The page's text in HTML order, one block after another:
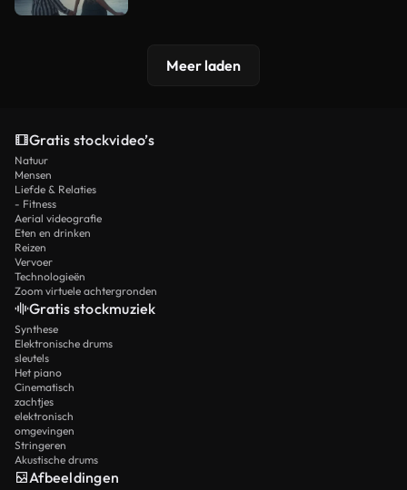
Meer laden
Gratis stockvideo’s
Natuur
Mensen
Liefde & Relaties
- Fitness
Aerial videografie
Eten en drinken
Reizen
Vervoer
Technologieën
Zoom virtuele achtergronden
Gratis stockmuziek
Synthese
Elektronische drums
sleutels
Het piano
Cinematisch
zachtjes
elektronisch
omgevingen
Stringeren
Akustische drums
Afbeeldingen